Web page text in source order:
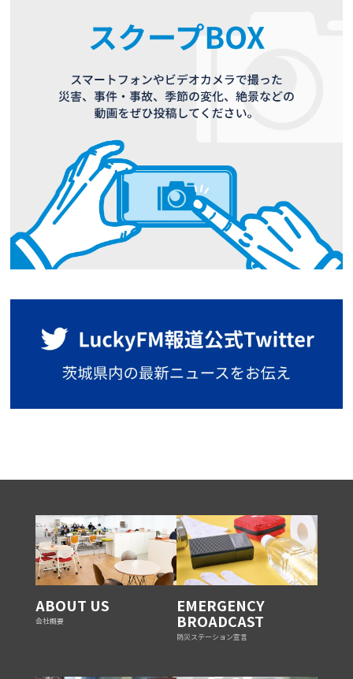
ABOUT US
会社概要
EMERGENCY
BROADCAST
防災ステーション宣言